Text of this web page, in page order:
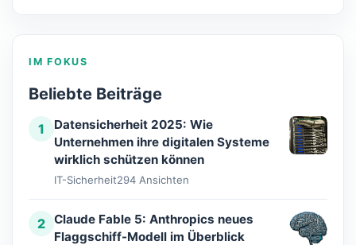
IM FOKUS
Beliebte Beiträge
1
Datensicherheit 2025: Wie
Unternehmen ihre digitalen Systeme
wirklich schützen können
IT-Sicherheit294 Ansichten
2 Claude Fable 5: Anthropics neues
Flaggschiff-Modell im Überblick